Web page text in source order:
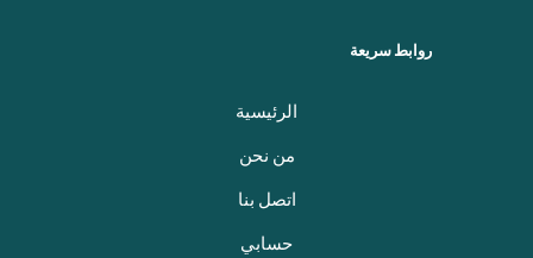
روابط سريعة
الرئيسية
من نحن
اتصل بنا
حسابي